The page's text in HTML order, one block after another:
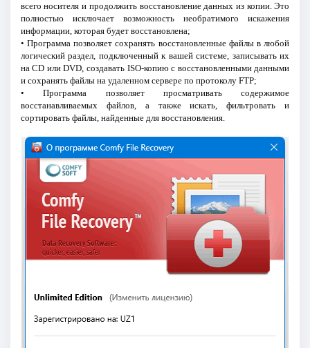
всего носителя и продолжить восстановление данных из копии. Это
полностью исключает возможность необратимого искажения
информации, которая будет восстановлена;
• Программа позволяет сохранять восстановленные файлы в любой
логический раздел, подключенный к вашей системе, записывать их
на CD или DVD, создавать ISO-копию с восстановленными данными
и сохранять файлы на удаленном сервере по протоколу FTP;
• Программа позволяет просматривать содержимое
восстанавливаемых файлов, а также искать, фильтровать и
сортировать файлы, найденные для восстановления.